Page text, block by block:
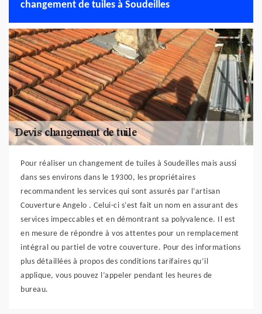
changement de tuiles à Soudeilles
Pour réaliser un changement de tuiles à Soudeilles mais aussi
dans ses environs dans le 19300, les propriétaires
recommandent les services qui sont assurés par l’artisan
Couverture Angelo . Celui-ci s’est fait un nom en assurant des
services impeccables et en démontrant sa polyvalence. Il est
en mesure de répondre à vos attentes pour un remplacement
intégral ou partiel de votre couverture. Pour des informations
plus détaillées à propos des conditions tarifaires qu’il
applique, vous pouvez l’appeler pendant les heures de
bureau.